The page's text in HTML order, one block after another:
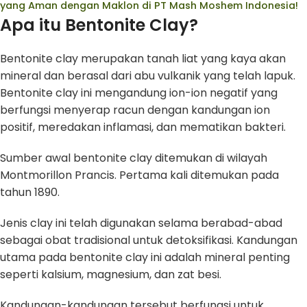
yang Aman dengan Maklon di PT Mash Moshem Indonesia!
Apa itu Bentonite Clay?
Bentonite clay merupakan tanah liat yang kaya akan
mineral dan berasal dari abu vulkanik yang telah lapuk.
Bentonite clay ini mengandung ion-ion negatif yang
berfungsi menyerap racun dengan kandungan ion
positif, meredakan inflamasi, dan mematikan bakteri.
Sumber awal bentonite clay ditemukan di wilayah
Montmorillon Prancis. Pertama kali ditemukan pada
tahun 1890.
Jenis clay ini telah digunakan selama berabad-abad
sebagai obat tradisional untuk detoksifikasi. Kandungan
utama pada bentonite clay ini adalah mineral penting
seperti kalsium, magnesium, dan zat besi.